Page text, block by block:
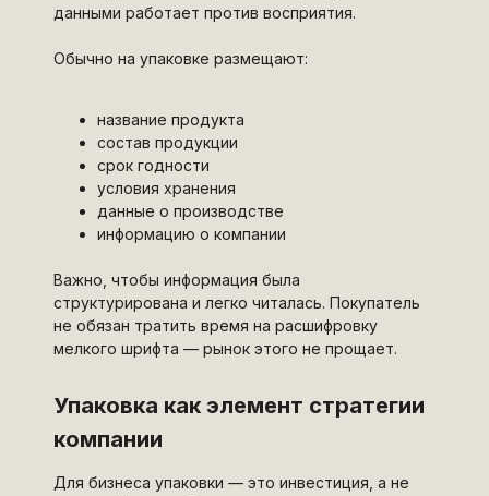
данными работает против восприятия.
Обычно на упаковке размещают:
название продукта
состав продукции
срок годности
условия хранения
данные о производстве
информацию о компании
Важно, чтобы информация была
структурирована и легко читалась. Покупатель
не обязан тратить время на расшифровку
мелкого шрифта — рынок этого не прощает.
Для бизнеса упаковки — это инвестиция, а не
Упаковка как элемент стратегии
компании